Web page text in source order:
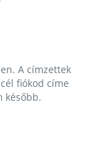
A címzettek
fiókod címe
később.